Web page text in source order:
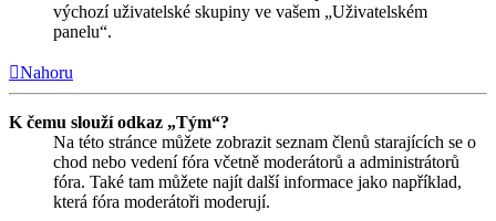
výchozí uživatelské skupiny ve vašem „Uživatelském
panelu“.
Nahoru
K čemu slouží odkaz „Tým“?
Na této stránce můžete zobrazit seznam členů starajících se o
chod nebo vedení fóra včetně moderátorů a administrátorů
fóra. Také tam můžete najít další informace jako například,
která fóra moderátoři moderují.